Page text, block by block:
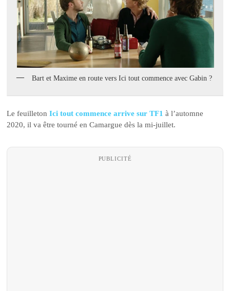
Bart et Maxime en route vers Ici tout commence avec Gabin ?
Le feuilletonIci tout commence arrive sur TF1 à l’automne
2020, il va être tourné en Camargue dès la mi-juillet.
PUBLICITÉ